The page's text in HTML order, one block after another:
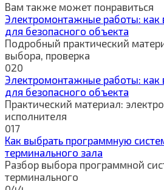
Вам также может понравиться
Электромонтажные работы: как
для безопасного объекта
Подробный практический
выбора, проверка
020
Электромонтажные работы: как
для безопасного объекта
Практический материал:
исполнителя
017
Как выбрать программную
терминального зала
Разбор выбора программной
терминального